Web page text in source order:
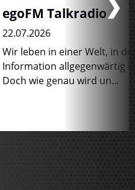
egoFM Talkradio
22.07.2026
Wir leben in einer Welt, in der
Information allgegenwärtig ist.
Doch wie genau wird un...